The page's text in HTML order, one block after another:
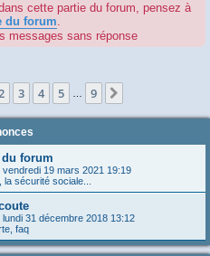
cette partie du forum, pensez à
du forum.
messages sans réponse
sur9
3 4 5 9
forum
vendredi 19 mars 2021 19:19
sécurité sociale...
lundi 31 décembre 2018 13:12
faq